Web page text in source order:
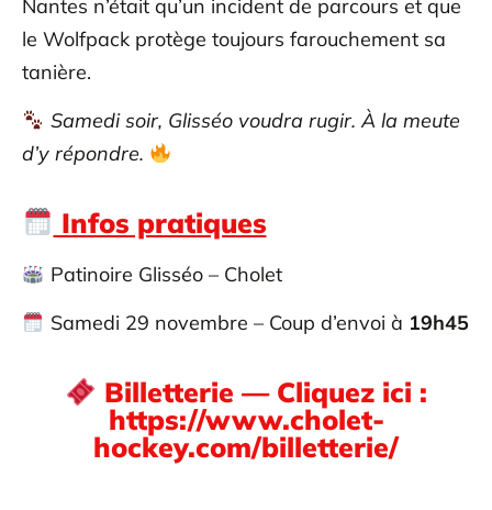
Nantes n’était qu’un incident de parcours et que
le Wolfpack protège toujours farouchement sa
tanière.
Samedi soir, Glisséo voudra rugir. À la meute
d’y répondre.
Infos pratiques
Patinoire Glisséo – Cholet
Samedi 29 novembre – Coup d’envoi à 19h45
Billetterie — Cliquez ici :
https://www.cholet-
hockey.com/billetterie/